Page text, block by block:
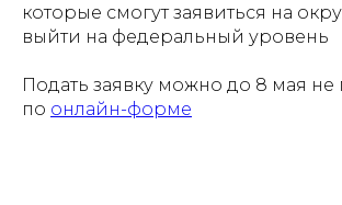
которые смогут заявиться на
выйти на федеральный уровень
Подать заявку можно до 8 мая не
по онлайн-форме